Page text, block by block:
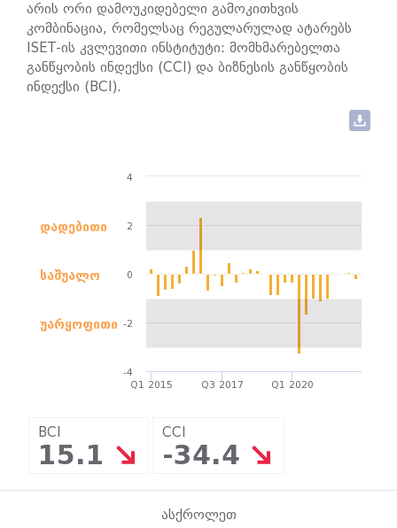
არის ორი დამოუკიდებელი გამოკითხვის
კომბინაცია, რომელსაც რეგულარულად ატარებს
ISET-ის კვლევითი ინსტიტუტი: მომხმარებელთა
განწყობის ინდექსი (CCI) და ბიზნესის განწყობის
ინდექსი (BCI).
უარყოფითი
საშუალო
დადებითი
Q1 2015 Q3 2017 Q1 2020
-4
-2
0
2
4
BCI
15.1
CCI
-34.4
ასქროლეთ